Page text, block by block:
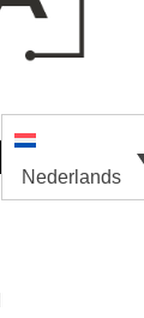
Nederlands